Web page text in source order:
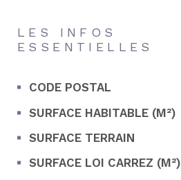
LES INFOS
ESSENTIELLES
Caractérisque Valeurs
CODE POSTAL
SURFACE HABITABLE (M²)
SURFACE TERRAIN
SURFACE LOI CARREZ (M²)